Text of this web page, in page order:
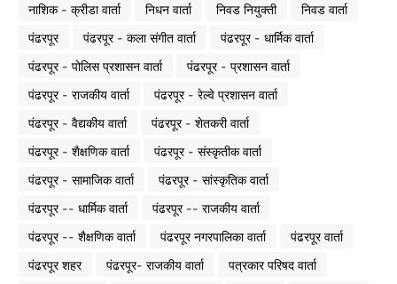
नाशिक - क्रीडा वार्ता
निधन वार्ता निवड नियुक्ती
निवड वार्ता
पंढरपूर
पंढरपूर - कला संगीत वार्ता
पंढरपूर - धार्मिक वार्ता
पंढरपूर - पोलिस प्रशासन वार्ता
पंढरपूर - प्रशासन वार्ता
पंढरपूर - राजकीय वार्ता
पंढरपूर - रेल्वे प्रशासन वार्ता
पंढरपूर - वैद्यकीय वार्ता
पंढरपूर - शेतकरी वार्ता
पंढरपूर - शैक्षणिक वार्ता
पंढरपूर - संस्कृतीक वार्ता
पंढरपूर - सामाजिक वार्ता
पंढरपूर - सांस्कृतिक वार्ता
पंढरपूर -- धार्मिक वार्ता
पंढरपूर -- राजकीय वार्ता
पंढरपूर -- शैक्षणिक वार्ता
पंढरपूर नगरपालिका वार्ता
पंढरपूर वार्ता
पंढरपूर शहर
पंढरपूर- राजकीय वार्ता
पत्रकार परिषद वार्ता